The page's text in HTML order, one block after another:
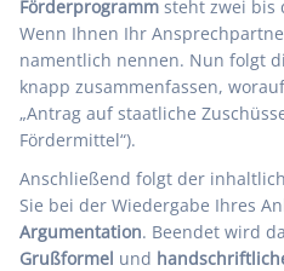
Förderprogramm steht zwei bis
Wenn Ihnen Ihr
namentlich nennen. Nun folgt
knapp zusammenfassen,
„Antrag auf staatliche
Fördermittel“).
Anschließend folgt der
Sie bei der Wiedergabe Ihres
Argumentation. Beendet wird
Grußformel und